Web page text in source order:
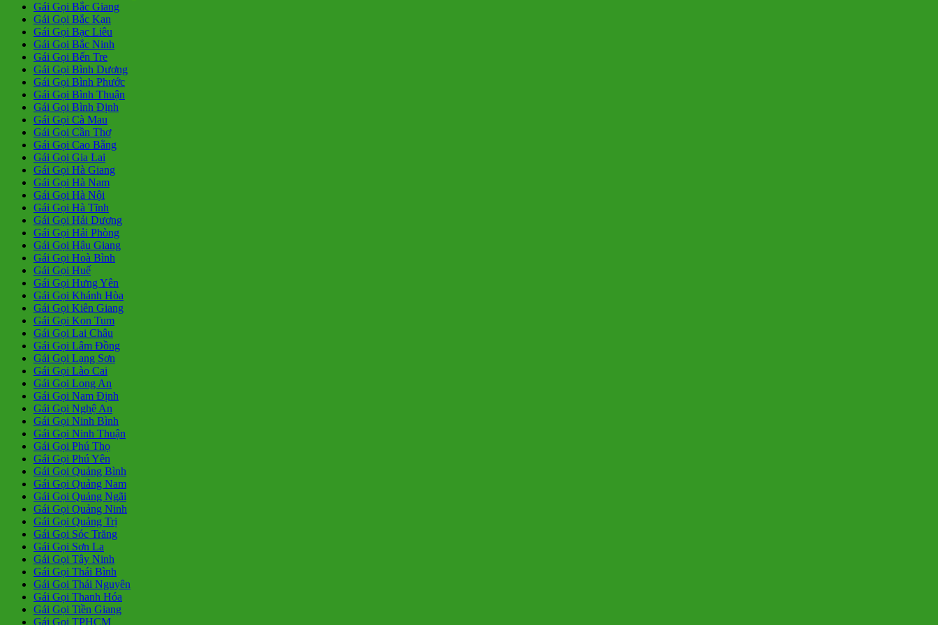
Gái Gọi Bắc Giang
Gái Gọi Bắc Kạn
Gái Gọi Bạc Liêu
Gái Gọi Bắc Ninh
Gái Gọi Bến Tre
Gái Gọi Bình Dương
Gái Gọi Bình Phước
Gái Gọi Bình Thuận
Gái Gọi Bình Định
Gái Gọi Cà Mau
Gái Gọi Cần Thơ
Gái Gọi Cao Bằng
Gái Gọi Gia Lai
Gái Gọi Hà Giang
Gái Gọi Hà Nam
Gái Gọi Hà Nội
Gái Gọi Hà Tĩnh
Gái Gọi Hải Dương
Gái Gọi Hải Phòng
Gái Gọi Hậu Giang
Gái Gọi Hoà Bình
Gái Gọi Huế
Gái Gọi Hưng Yên
Gái Gọi Khánh Hòa
Gái Gọi Kiên Giang
Gái Gọi Kon Tum
Gái Gọi Lai Châu
Gái Gọi Lâm Đồng
Gái Gọi Lạng Sơn
Gái Gọi Lào Cai
Gái Gọi Long An
Gái Gọi Nam Định
Gái Gọi Nghệ An
Gái Gọi Ninh Bình
Gái Gọi Ninh Thuận
Gái Gọi Phú Thọ
Gái Gọi Phú Yên
Gái Gọi Quảng Bình
Gái Gọi Quảng Nam
Gái Gọi Quảng Ngãi
Gái Gọi Quảng Ninh
Gái Gọi Quảng Trị
Gái Gọi Sóc Trăng
Gái Gọi Sơn La
Gái Gọi Tây Ninh
Gái Gọi Thái Bình
Gái Gọi Thái Nguyên
Gái Gọi Thanh Hóa
Gái Gọi Tiền Giang
Gái Gọi TPHCM